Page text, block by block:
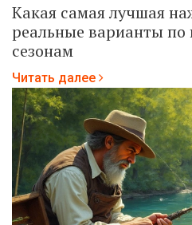
Какая самая лучшая
реальные варианты
сезонам
Читать далее